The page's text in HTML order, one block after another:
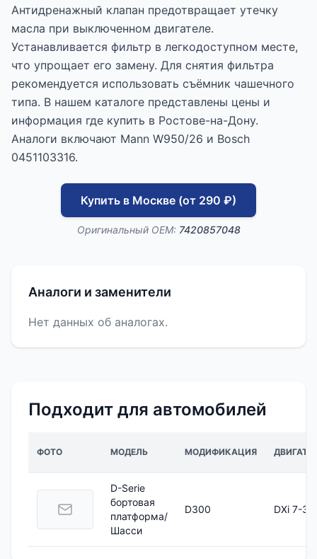
Антидренажный клапан предотвращает утечку
масла при выключенном двигателе.
Устанавливается фильтр в легкодоступном месте,
что упрощает его замену. Для снятия фильтра
рекомендуется использовать съёмник чашечного
типа. В нашем каталоге представлены цены и
информация где купить в Ростове-на-Дону.
Аналоги включают Mann W950/26 и Bosch
0451103316.
Купить в Москве (от 290 ₽)
Оригинальный OEM: 7420857048
Аналоги и заменители
Нет данных об аналогах.
Подходит для автомобилей
ФОТО МОДЕЛЬ МОДИФИКАЦИЯ
D-Serie
бортовая
платформа/
Шасси
D300 DXi 7-